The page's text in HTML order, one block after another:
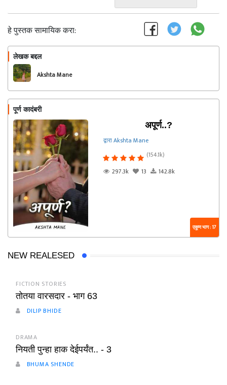
हे पुस्तक सामायिक करा:
लेखक बद्दल
Akshta Mane
पूर्ण कादंबरी
अपूर्ण..?
द्वारा Akshta Mane
(154.1k)
297.3k
13 142.8k
एकूण भाग : 17
NEW REALESED
FICTION STORIES
तोतया वारसदार - भाग 63
DILIP BHIDE
DRAMA
नियती पुन्हा हाक देईपर्यंत.. - 3
BHUMA SHENDE